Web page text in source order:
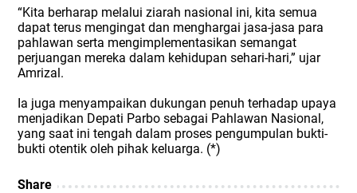
“Kita berharap melalui ziarah nasional ini, kita semua
dapat terus mengingat dan menghargai jasa-jasa para
pahlawan serta mengimplementasikan semangat
perjuangan mereka dalam kehidupan sehari-hari,” ujar
Amrizal.
Ia juga menyampaikan dukungan penuh terhadap upaya
menjadikan Depati Parbo sebagai Pahlawan Nasional,
yang saat ini tengah dalam proses pengumpulan bukti-
bukti otentik oleh pihak keluarga. (*)
Share